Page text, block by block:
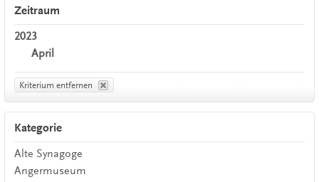
Zeitraum
2023
April
Kriterium entfernen
Kategorie
Alte Synagoge
Angermuseum